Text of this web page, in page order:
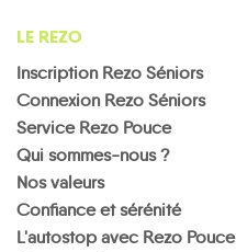
LE REZO
Inscription Rezo Séniors
Connexion Rezo Séniors
Service Rezo Pouce
Qui sommes-nous ?
Nos valeurs
Confiance et sérénité
L'autostop avec Rezo Pouce